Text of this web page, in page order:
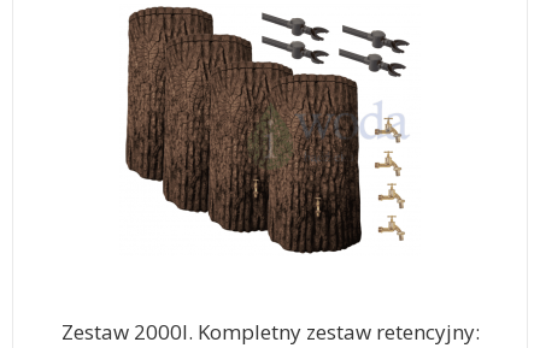
Zestaw 2000l. Kompletny zestaw retencyjny: